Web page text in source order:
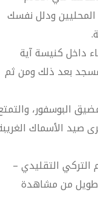
ودلل نفسك
داخل كنيسة آية
مسجد بعد ذلك ومن ثم
البوسفور،
صيد الأسماك
التركي التقليدي –
طويل من مشاهدة